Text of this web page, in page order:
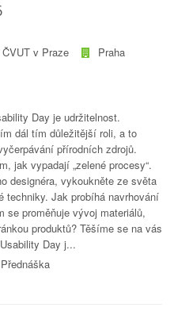
v Praze
Praha
Day je udržitelnost.
dál tím důležitější roli, a to
přírodních zdrojů.
jak vypadají „zelené procesy“.
designéra, vykoukněte ze světa
techniky. Jak probíhá navrhování
se proměňuje vývoj materiálů,
produktů? Těšíme se na vás
Day j...
Přednáška